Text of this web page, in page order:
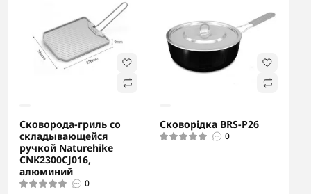
Сковорода-гриль со
складывающейся
ручкой Naturehike
CNK2300CJ016,
алюминий
0
Сковорідка BRS-P26
0